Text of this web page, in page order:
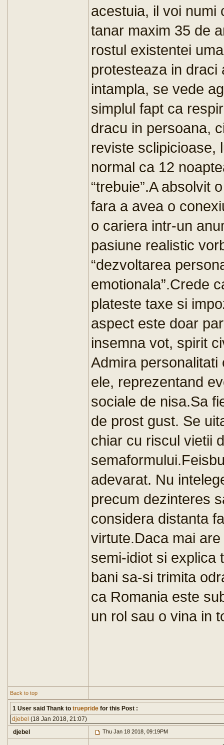
acestuia, il voi numi
tanar maxim 35 de
rostul existentei
protesteaza in
intampla, se vede
simplul fapt ca
dracu in persoana,
reviste sclipicioase,
normal ca 12
“trebuie”.A absolvit
fara a avea o
o cariera intr-un
pasiune realistic
“dezvoltarea
emotionala”.Crede
plateste taxe si
aspect este doar
insemna vot, spirit
Admira
ele, reprezentand
sociale de nisa.Sa
de prost gust. Se
chiar cu riscul vietii
adevarat. Nu
precum dezinteres
considera distanta
virtute.Daca mai
semi-idiot si explica
bani sa-si trimita
ca Romania este
un rol sau o vina in
Back to top
1 User said Thank to truepride for this Post :
djebel (18 Jan 2018, 21:07)
djebel
Thu Jan 18 2018, 09:19PM